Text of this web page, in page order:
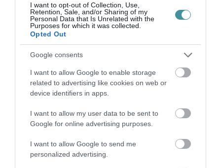
I want to opt-out of Collection, Use,
Retention, Sale, and/or Sharing of my
Personal Data that Is Unrelated with the
Purposes for which it was collected.
Opted Out
Google consents
I want to allow Google to enable storage
related to advertising like cookies on web or
device identifiers in apps.
I want to allow my user data to be sent to
Google for online advertising purposes.
I want to allow Google to send me
personalized advertising.
DIGITÁLIS TANULÁS ELŐNYEI
2026. augusztus 07 Promóció
ÚJRAINDULNAK A KORÁBBAN
LEÁLLÍTOTT SZOLGÁLTATÁSOK AZ EGRI...
2026. augusztus 07 Eger ügye